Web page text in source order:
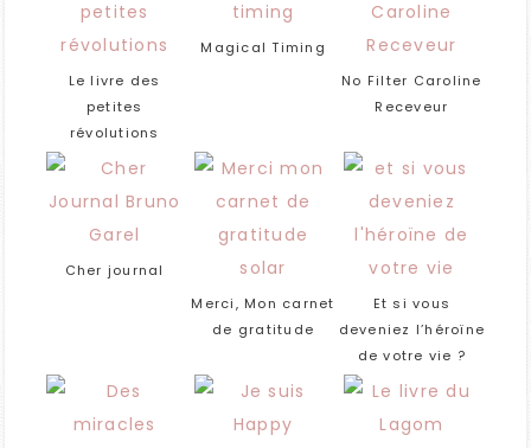
Le livre des
petites
révolutions
Magical Timing
No Filter Caroline
Receveur
Cher journal
Merci, Mon carnet
de gratitude
Et si vous
deveniez l’héroïne
de votre vie ?